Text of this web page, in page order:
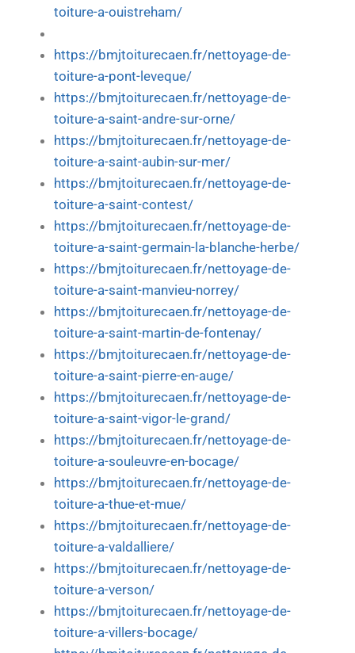
toiture-a-ouistreham/
https://bmjtoiturecaen.fr/nettoyage-de-
toiture-a-pont-leveque/
https://bmjtoiturecaen.fr/nettoyage-de-
toiture-a-saint-andre-sur-orne/
https://bmjtoiturecaen.fr/nettoyage-de-
toiture-a-saint-aubin-sur-mer/
https://bmjtoiturecaen.fr/nettoyage-de-
toiture-a-saint-contest/
https://bmjtoiturecaen.fr/nettoyage-de-
toiture-a-saint-germain-la-blanche-herbe/
https://bmjtoiturecaen.fr/nettoyage-de-
toiture-a-saint-manvieu-norrey/
https://bmjtoiturecaen.fr/nettoyage-de-
toiture-a-saint-martin-de-fontenay/
https://bmjtoiturecaen.fr/nettoyage-de-
toiture-a-saint-pierre-en-auge/
https://bmjtoiturecaen.fr/nettoyage-de-
toiture-a-saint-vigor-le-grand/
https://bmjtoiturecaen.fr/nettoyage-de-
toiture-a-souleuvre-en-bocage/
https://bmjtoiturecaen.fr/nettoyage-de-
toiture-a-thue-et-mue/
https://bmjtoiturecaen.fr/nettoyage-de-
toiture-a-valdalliere/
https://bmjtoiturecaen.fr/nettoyage-de-
toiture-a-verson/
https://bmjtoiturecaen.fr/nettoyage-de-
toiture-a-villers-bocage/